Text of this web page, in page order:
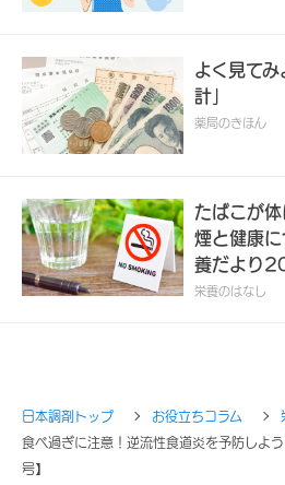
よく見て
計」
薬局のきほん
たばこが
煙と健康
養だより
栄養のはなし
日本調剤トップ お役立ちコラム
食べ過ぎに注意！逆流性食道炎を予防し
号】